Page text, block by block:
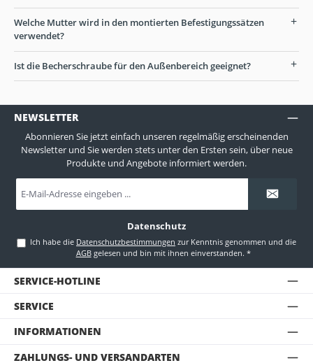
Welche Mutter wird in den montierten Befestigungssätzen
verwendet?
Ist die Becherschraube für den Außenbereich geeignet?
NEWSLETTER
Abonnieren Sie jetzt einfach unseren regelmäßig erscheinenden
Newsletter und Sie werden stets unter den Ersten sein, über neue
Produkte und Angebote informiert werden.
Mail-
Adresse
Datenschutz
Ich habe die Datenschutzbestimmungen
zur Kenntnis genommen und die
AGBgelesen und bin mit ihnen einverstanden. *
SERVICE-HOTLINE
SERVICE
INFORMATIONEN
ZAHLUNGS- UND VERSANDARTEN